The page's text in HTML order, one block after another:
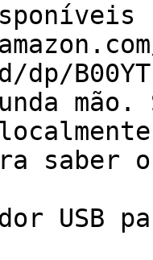
dp/
mão.
saber
USB